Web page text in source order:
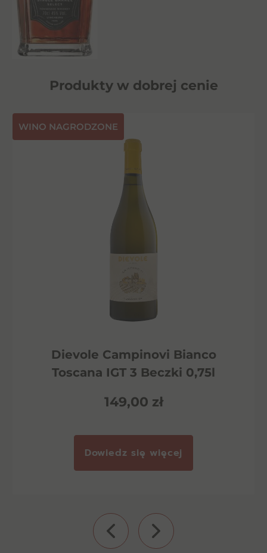
Produkty w dobrej cenie
⁠WINO NAGRODZONE
Dievole Campinovi Bianco
Toscana IGT 3 Beczki 0,75l
149,00 zł
Dowiedz się więcej